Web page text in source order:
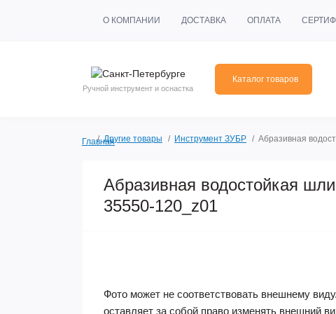
О КОМПАНИИ ДОСТАВКА ОПЛАТА
Ручной инструмент и оснастка
Каталог товаров
ГлавнаяДругие товары Инструмент ЗУБР Абразивная
Абразивная водостойкая
35550-120_z01
Фото может не соответствовать внешнему
оставляет за собой право изменять внешний